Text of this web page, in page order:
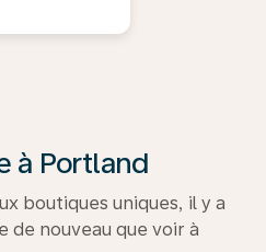
à Portland
boutiques uniques, il y a
de nouveau que voir à